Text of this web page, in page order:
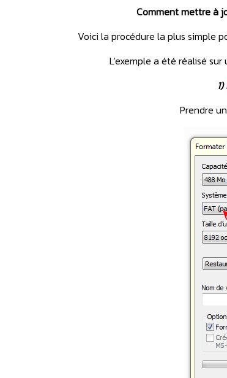
Comment mettre à
Voici la procédure la plus simple
L'exemple a été réalisé sur
1)
Prendre